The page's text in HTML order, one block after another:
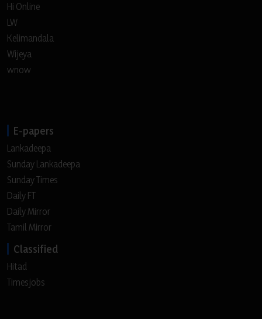
Hi Online
LW
Kelimandala
Wijeya
wnow
E-papers
Lankadeepa
Sunday Lankadeepa
Sunday Times
Daily FT
Daily Mirror
Tamil Mirror
Classified
Hitad
Timesjobs